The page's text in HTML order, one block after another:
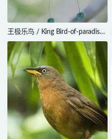
王极乐鸟 / King Bird-of-paradise /
Cicinnurus regius